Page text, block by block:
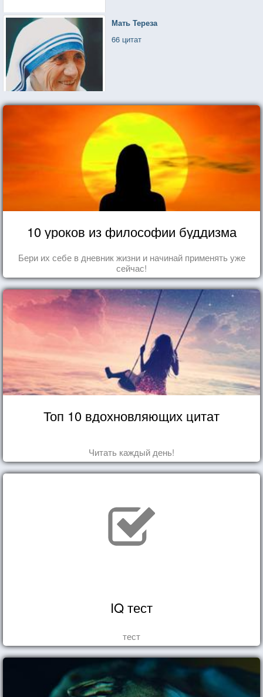
Мать Тереза
66 цитат
10 уроков из философии буддизма
Бери их себе в дневник жизни и начинай применять уже
сейчас!
Топ 10 вдохновляющих цитат
Читать каждый день!
IQ тест
тест